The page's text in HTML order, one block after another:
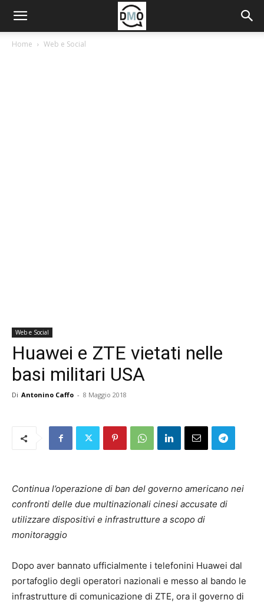
Home Web e Social
Web e Social
Huawei e ZTE vietati nelle
basi militari USA
Di Antonino Caffo - 8 Maggio 2018
Continua l’operazione di ban del governo americano nei
confronti delle due multinazionali cinesi accusate di
utilizzare dispositivi e infrastrutture a scopo di
monitoraggio
Dopo aver bannato ufficialmente i telefonini Huawei dal
portafoglio degli operatori nazionali e messo al bando le
infrastrutture di comunicazione di ZTE, ora il governo di